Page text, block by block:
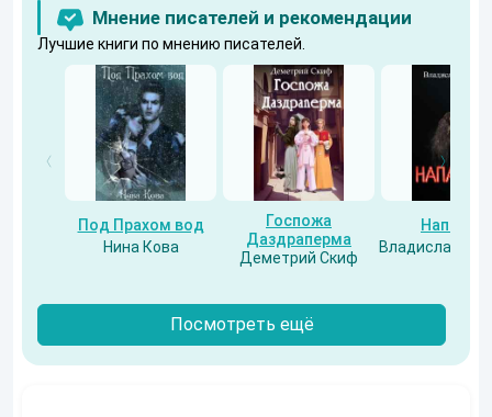
Мнение писателей и рекомендации
Лучшие книги по мнению писателей.
Под Прахом вод
Нина Кова
Госпожа
Даздраперма
Деметрий Скиф
Напарник
Владислав
Посмотреть ещё